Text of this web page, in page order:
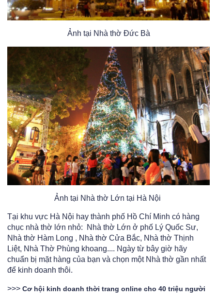
Ảnh tại Nhà thờ Đức Bà
Ảnh tại Nhà thờ Lớn tại Hà Nội
Tại khu vực Hà Nội hay thành phố Hồ Chí Minh có hàng
chục nhà thờ lớn nhỏ: Nhà thờ Lớn ở phố Lý Quốc Sư,
Nhà thờ Hàm Long , Nhà thờ Cửa Bắc, Nhà thờ Thịnh
Liệt, Nhà Thờ Phùng khoang.... Ngày từ bây giờ hãy
chuẩn bị mặt hàng của bạn và chọn một Nhà thờ gần nhất
để kinh doanh thôi.
>>> Cơ hội kinh doanh thời trang online cho 40 triệu người